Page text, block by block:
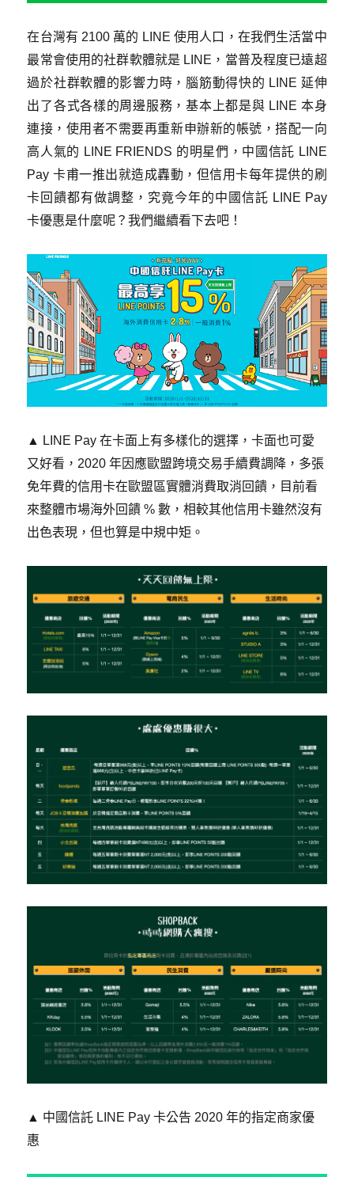
在台灣有 2100 萬的 LINE 使用人口，在我們生活當中
最常會使用的社群軟體就是 LINE，當普及程度已遠超
過於社群軟體的影響力時，腦筋動得快的 LINE 延伸
出了各式各樣的周邊服務，基本上都是與 LINE 本身
連接，使用者不需要再重新申辦新的帳號，搭配一向
高人氣的 LINE FRIENDS 的明星們，中國信託 LINE
Pay 卡甫一推出就造成轟動，但信用卡每年提供的刷
卡回饋都有做調整，究竟今年的中國信託 LINE Pay
卡優惠是什麼呢？我們繼續看下去吧！
​▲ LINE Pay 在卡面上有多樣化的選擇，卡面也可愛
又好看，2020 年因應歐盟跨境交易手續費調降，多張
免年費的信用卡在歐盟區實體消費取消回饋，目前看
來整體市場海外回饋 % 數，相較其他信用卡雖然沒有
出色表現，但也算是中規中矩。
​▲ 中國信託 LINE Pay 卡公告 2020 年的指定商家優
惠